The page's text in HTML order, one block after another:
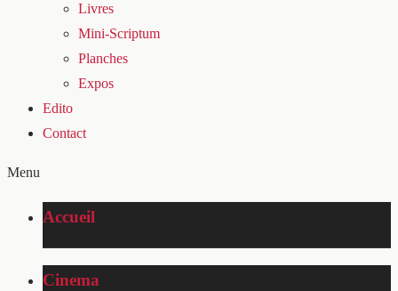
Livres
Mini-Scriptum
Planches
Expos
Edito
Contact
Menu
Accueil
Cinema